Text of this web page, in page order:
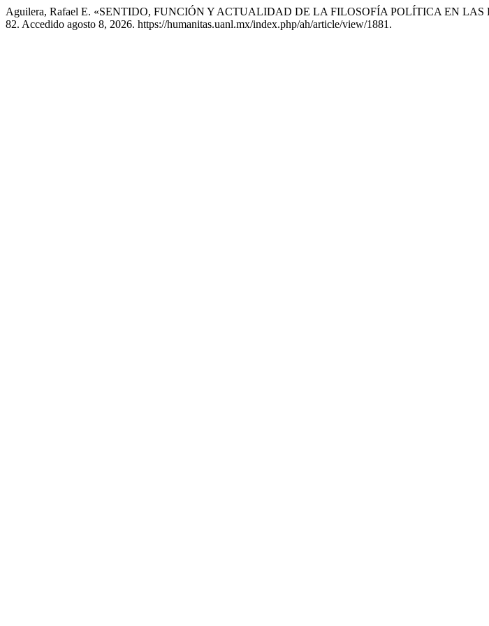
Aguilera, Rafael E. «SENTIDO, FUNCIÓN Y ACTUALIDAD DE LA FILOSOFÍA POLÍTICA EN
82. Accedido agosto 8, 2026. https://humanitas.uanl.mx/index.php/ah/article/view/1881.